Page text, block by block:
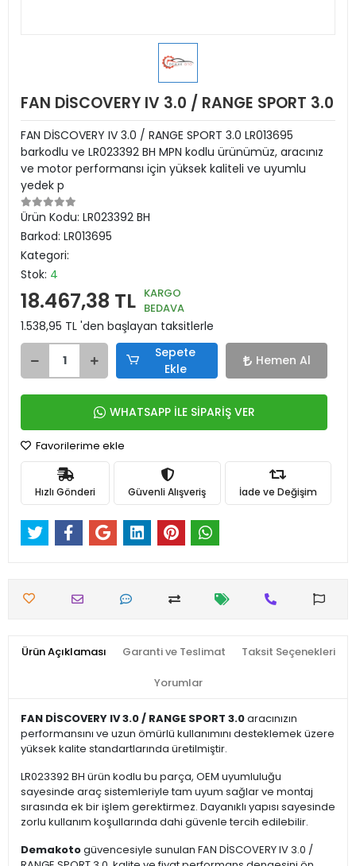
FAN DİSCOVERY IV 3.0 / RANGE SPORT 3.0
FAN DİSCOVERY IV 3.0 / RANGE SPORT 3.0 LR013695
barkodlu ve LR023392 BH MPN kodlu ürünümüz, aracınız
ve motor performansı için yüksek kaliteli ve uyumlu
yedek p
Ürün Kodu: LR023392 BH
Barkod: LR013695
Kategori:
Stok: 4
18.467,38 TL KARGO
BEDAVA
1.538,95 TL 'den başlayan taksitlerle
Sepete
Ekle
Hemen Al
WHATSAPP İLE SİPARİŞ VER
Favorilerime ekle
Hızlı Gönderi Güvenli Alışveriş İade ve Değişim
Ürün Açıklaması Garanti ve Teslimat Taksit Seçenekleri
Yorumlar
FAN DİSCOVERY IV 3.0 / RANGE SPORT 3.0aracınızın
performansını ve uzun ömürlü kullanımını desteklemek üzere
yüksek kalite standartlarında üretilmiştir.
LR023392 BH ürün kodlu bu parça, OEM uyumluluğu
sayesinde araç sistemleriyle tam uyum sağlar ve montaj
sırasında ek bir işlem gerektirmez. Dayanıklı yapısı sayesinde
zorlu kullanım koşullarında dahi güvenle tercih edilebilir.
Demakotogüvencesiyle sunulan FAN DİSCOVERY IV 3.0 /